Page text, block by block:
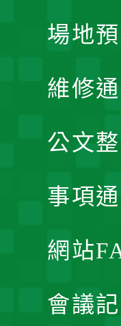
場地
維修
公文
事項
網站
會議